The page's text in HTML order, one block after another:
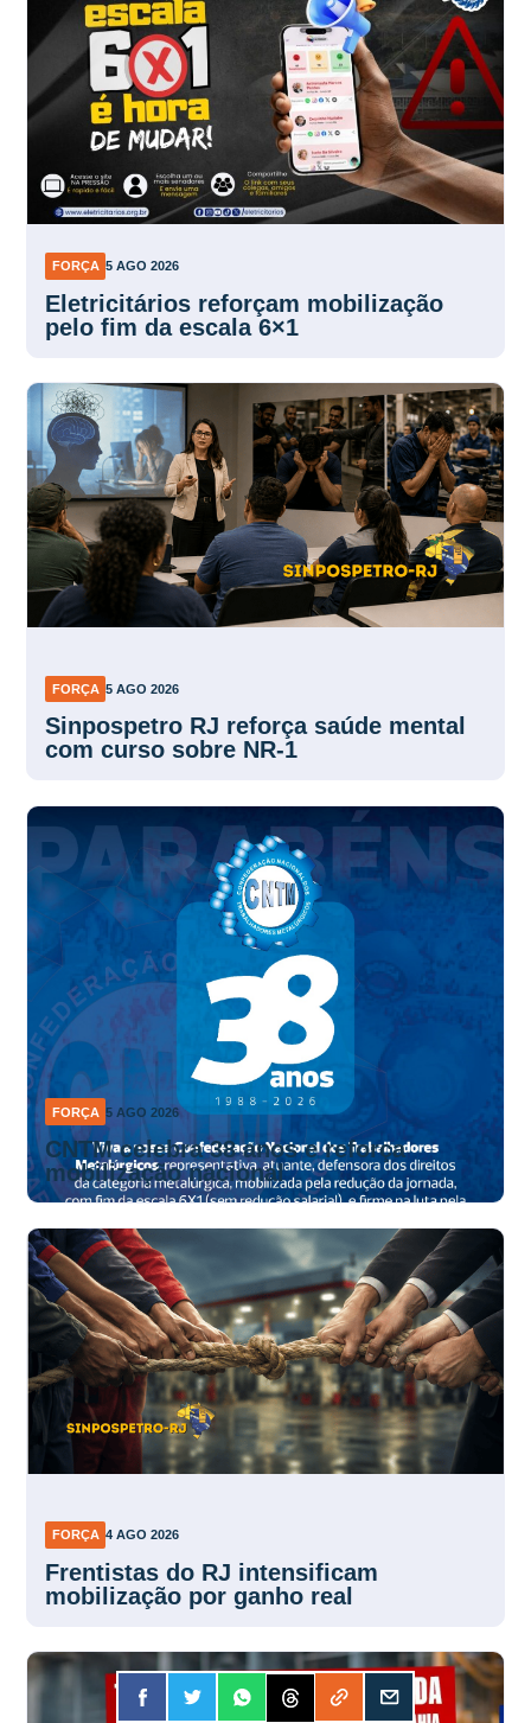
FORÇA 5 AGO 2026
Eletricitários reforçam mobilização
pelo fim da escala 6×1
FORÇA 5 AGO 2026
Sinpospetro RJ reforça saúde mental
com curso sobre NR-1
FORÇA 5 AGO 2026
CNTM celebra 38 anos e reforça
mobilização nacional
FORÇA 4 AGO 2026
Frentistas do RJ intensificam
mobilização por ganho real